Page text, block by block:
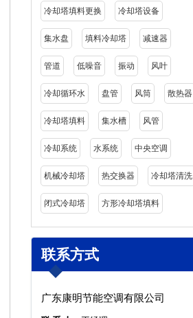
冷却塔填料更换 冷却塔设备
集水盘 填料冷却塔 减速器
管道 低噪音 振动 风叶
冷却循环水 盘管 风筒 散热器
冷却塔填料 集水槽 风管
冷却系统 水系统 中央空调
机械冷却塔 热交换器 冷却塔清洗
闭式冷却塔 方形冷却塔填料
联系方式
广东康明节能空调有限公司